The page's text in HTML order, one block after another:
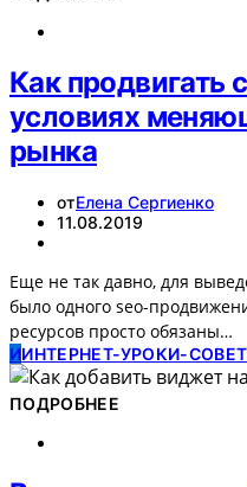
Как продвигать
условиях
рынка
отЕлена Сергиенко
11.08.2019
Еще не так давно, для
было одного seo-
ресурсов просто обязаны…
ИИНТЕРНЕТ-УРОКИ-
ПОДРОБНЕЕ